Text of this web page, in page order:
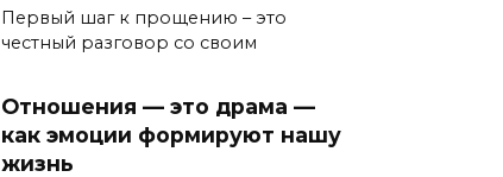
Первый шаг к прощению – это
честный разговор со своим
Отношения — это драма —
как эмоции формируют нашу
жизнь